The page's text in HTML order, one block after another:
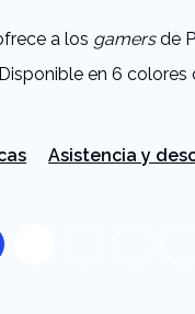
a los gamersde
en 6 colores
Asistencia y